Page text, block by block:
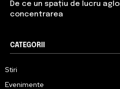
De ce un spațiu de lucru
concentrarea
CATEGORII
Stiri
Evenimente